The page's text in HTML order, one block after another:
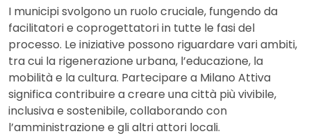
I municipi svolgono un ruolo cruciale, fungendo da
facilitatori e coprogettatori in tutte le fasi del
processo. Le iniziative possono riguardare vari ambiti,
tra cui la rigenerazione urbana, l’educazione, la
mobilità e la cultura. Partecipare a Milano Attiva
significa contribuire a creare una città più vivibile,
inclusiva e sostenibile, collaborando con
l’amministrazione e gli altri attori locali.